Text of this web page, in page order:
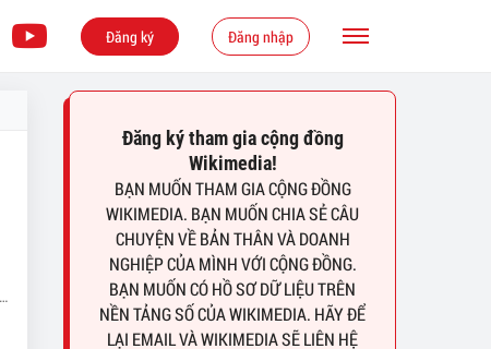
Đăng ký Đăng nhập
Đăng ký tham gia cộng đồng
Wikimedia!
BẠN MUỐN THAM GIA CỘNG ĐỒNG
WIKIMEDIA. BẠN MUỐN CHIA SẺ CÂU
CHUYỆN VỀ BẢN THÂN VÀ DOANH
NGHIỆP CỦA MÌNH VỚI CỘNG ĐỒNG.
BẠN MUỐN CÓ HỒ SƠ DỮ LIỆU TRÊN
NỀN TẢNG SỐ CỦA WIKIMEDIA. HÃY ĐỂ
LẠI EMAIL VÀ WIKIMEDIA SẼ LIÊN HỆ